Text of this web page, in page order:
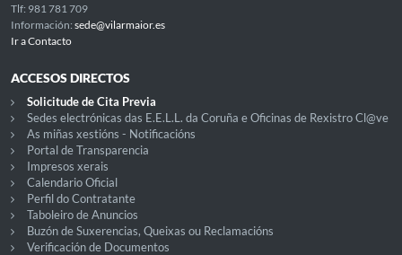
Tlf: 981 781 709
Información: sede@vilarmaior.es
Ir a Contacto
ACCESOS DIRECTOS
Solicitude de Cita Previa
Sedes electrónicas das E.E.L.L. da Coruña e Oficinas de Rexistro Cl@ve
As miñas xestións - Notificacións
Portal de Transparencia
Impresos xerais
Calendario Oficial
Perfil do Contratante
Taboleiro de Anuncios
Buzón de Suxerencias, Queixas ou Reclamacións
Verificación de Documentos